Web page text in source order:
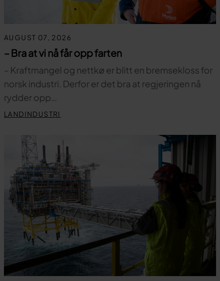
AUGUST 07, 2026
– Bra at vi nå får opp farten
– Kraftmangel og nettkø er blitt en bremsekloss for
norsk industri. Derfor er det bra at regjeringen nå
rydder opp…
LANDINDUSTRI